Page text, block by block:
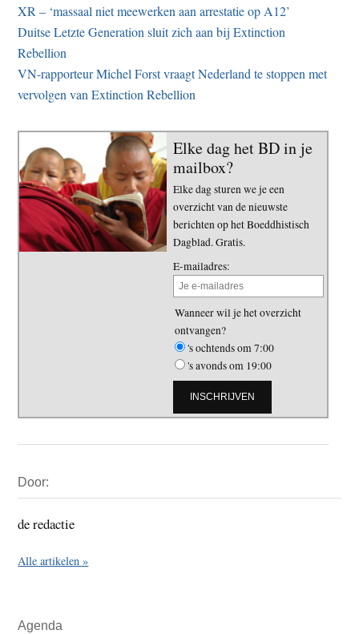
XR – ‘massaal niet meewerken aan arrestatie op A12’
Duitse Letzte Generation sluit zich aan bij Extinction
Rebellion
VN-rapporteur Michel Forst vraagt Nederland te stoppen met
vervolgen van Extinction Rebellion
Elke dag het BD in je
mailbox?
Elke dag sturen we je een
overzicht van de nieuwste
berichten op het Boeddhistisch
Dagblad. Gratis.
E-mailadres:
Wanneer wil je het overzicht
ontvangen?
's ochtends om 7:00
's avonds om 19:00
Sidebar
Door:
de redactie
Alle artikelen »
Agenda